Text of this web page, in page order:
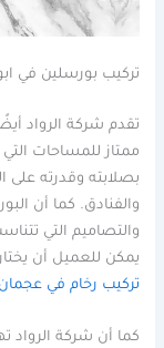
تركيب بورسلين في
تقدم شركة الرواد
ممتاز للمساحات التي
بصلابته وقدرته على
والفنادق. كما أن
والتصاميم التي
يمكن للعميل أن
تركيب رخام في عجمان
كما أن شركة الرواد